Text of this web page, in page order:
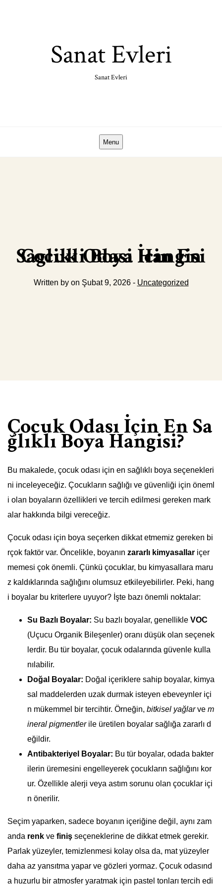
Sanat Evleri
Sanat Evleri
Menu
Cocuk Odasi İcin En Saglikli Boya Hangisi
Written by on Şubat 9, 2026 - Uncategorized
Çocuk Odası İçin En Sa
ğlıklı Boya Hangisi?
Bu makalede, çocuk odası için en sağlıklı boya seçenekleri
ni inceleyeceğiz. Çocukların sağlığı ve güvenliği için öneml
i olan boyaların özellikleri ve tercih edilmesi gereken mark
alar hakkında bilgi vereceğiz.
Çocuk odası için boya seçerken dikkat etmemiz gereken bi
rçok faktör var. Öncelikle, boyanın zararlı kimyasallar içer
memesi çok önemli. Çünkü çocuklar, bu kimyasallara maru
z kaldıklarında sağlığını olumsuz etkileyebilirler. Peki, hang
i boyalar bu kriterlere uyuyor? İşte bazı önemli noktalar:
Su Bazlı Boyalar: Su bazlı boyalar, genellikle VOC
(Uçucu Organik Bileşenler) oranı düşük olan seçenek
lerdir. Bu tür boyalar, çocuk odalarında güvenle kulla
nılabilir.
Doğal Boyalar: Doğal içeriklere sahip boyalar, kimya
sal maddelerden uzak durmak isteyen ebeveynler içi
n mükemmel bir tercihtir. Örneğin, bitkisel yağlarve m
ineral pigmentlerile üretilen boyalar sağlığa zararlı d
eğildir.
Antibakteriyel Boyalar: Bu tür boyalar, odada bakter
ilerin üremesini engelleyerek çocukların sağlığını kor
ur. Özellikle alerji veya astım sorunu olan çocuklar içi
n önerilir.
Seçim yaparken, sadece boyanın içeriğine değil, aynı zam
anda renk ve finiş seçeneklerine de dikkat etmek gerekir.
Parlak yüzeyler, temizlenmesi kolay olsa da, mat yüzeyler
daha az yansıtma yapar ve gözleri yormaz. Çocuk odasınd
a huzurlu bir atmosfer yaratmak için pastel tonları tercih edi